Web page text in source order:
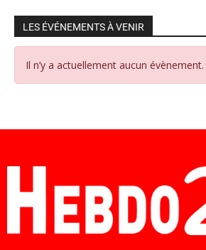
LES ÉVÉNEMENTS À VENIR
Il n’y a actuellement aucun évènement.